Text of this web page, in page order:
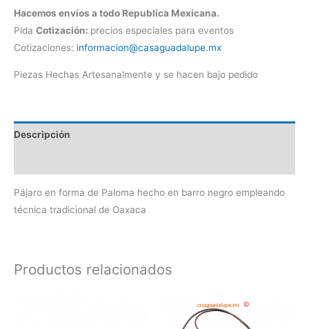
Hacemos envíos a todo Republica Mexicana.
Pida Cotización: precios especiales para eventos
Cotizaciones: informacion@casaguadalupe.mx
Piezas Hechas Artesanalmente y se hacen bajo pedido
Descripción
Pájaro en forma de Paloma hecho en barro negro empleando
técnica tradicional de Oaxaca
Productos relacionados